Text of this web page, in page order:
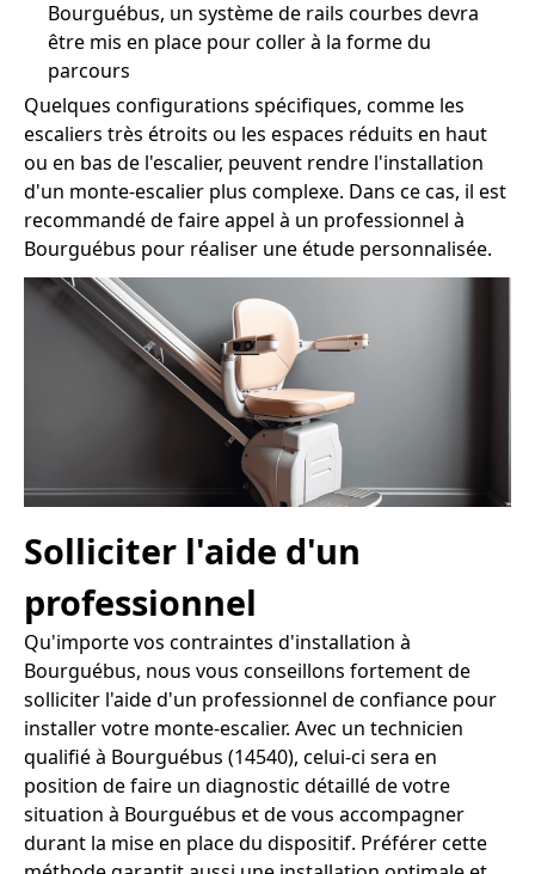
Bourguébus, un système de rails courbes devra
être mis en place pour coller à la forme du
parcours
Quelques configurations spécifiques, comme les
escaliers très étroits ou les espaces réduits en haut
ou en bas de l'escalier, peuvent rendre l'installation
d'un monte-escalier plus complexe. Dans ce cas, il est
recommandé de faire appel à un professionnel à
Bourguébus pour réaliser une étude personnalisée.
Solliciter l'aide d'un
professionnel
Qu'importe vos contraintes d'installation à
Bourguébus, nous vous conseillons fortement de
solliciter l'aide d'un professionnel de confiance pour
installer votre monte-escalier. Avec un technicien
qualifié à Bourguébus (14540), celui-ci sera en
position de faire un diagnostic détaillé de votre
situation à Bourguébus et de vous accompagner
durant la mise en place du dispositif. Préférer cette